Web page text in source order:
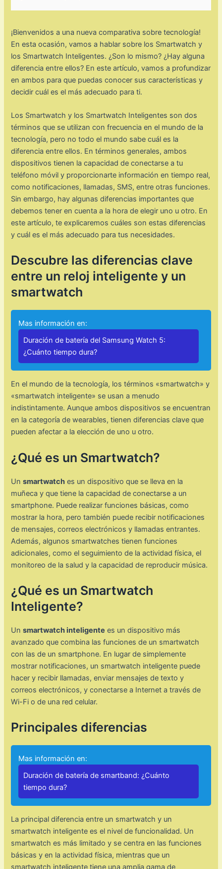
¡Bienvenidos a una nueva comparativa sobre tecnología!
En esta ocasión, vamos a hablar sobre los Smartwatch y
los Smartwatch Inteligentes. ¿Son lo mismo? ¿Hay alguna
diferencia entre ellos? En este artículo, vamos a profundizar
en ambos para que puedas conocer sus características y
decidir cuál es el más adecuado para ti.
Los Smartwatch y los Smartwatch Inteligentes son dos
términos que se utilizan con frecuencia en el mundo de la
tecnología, pero no todo el mundo sabe cuál es la
diferencia entre ellos. En términos generales, ambos
dispositivos tienen la capacidad de conectarse a tu
teléfono móvil y proporcionarte información en tiempo real,
como notificaciones, llamadas, SMS, entre otras funciones.
Sin embargo, hay algunas diferencias importantes que
debemos tener en cuenta a la hora de elegir uno u otro. En
este artículo, te explicaremos cuáles son estas diferencias
y cuál es el más adecuado para tus necesidades.
Descubre las diferencias clave
entre un reloj inteligente y un
smartwatch
Mas información en:
Duración de batería del Samsung Watch 5:
¿Cuánto tiempo dura?
En el mundo de la tecnología, los términos «smartwatch» y
«smartwatch inteligente» se usan a menudo
indistintamente. Aunque ambos dispositivos se encuentran
en la categoría de wearables, tienen diferencias clave que
pueden afectar a la elección de uno u otro.
¿Qué es un Smartwatch?
Unsmartwatch es un dispositivo que se lleva en la
muñeca y que tiene la capacidad de conectarse a un
smartphone. Puede realizar funciones básicas, como
mostrar la hora, pero también puede recibir notificaciones
de mensajes, correos electrónicos y llamadas entrantes.
Además, algunos smartwatches tienen funciones
adicionales, como el seguimiento de la actividad física, el
monitoreo de la salud y la capacidad de reproducir música.
¿Qué es un Smartwatch
Inteligente?
Unsmartwatch inteligente es un dispositivo más
avanzado que combina las funciones de un smartwatch
con las de un smartphone. En lugar de simplemente
mostrar notificaciones, un smartwatch inteligente puede
hacer y recibir llamadas, enviar mensajes de texto y
correos electrónicos, y conectarse a Internet a través de
Wi-Fi o de una red celular.
Principales diferencias
Mas información en:
Duración de batería de smartband: ¿Cuánto
tiempo dura?
La principal diferencia entre un smartwatch y un
smartwatch inteligente es el nivel de funcionalidad. Un
smartwatch es más limitado y se centra en las funciones
básicas y en la actividad física, mientras que un